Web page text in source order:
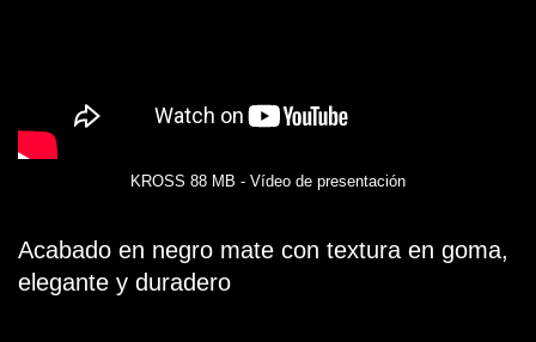
KROSS 88 MB - Vídeo de presentación
Acabado en negro mate con textura en goma,
elegante y duradero